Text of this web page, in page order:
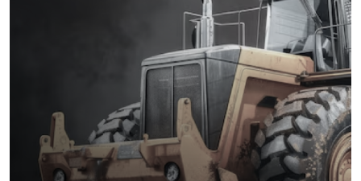
propone soluzioni di attrezzamento per diminuire i tempi
di esecuzione facendo mantenere la qualità richiesta dai